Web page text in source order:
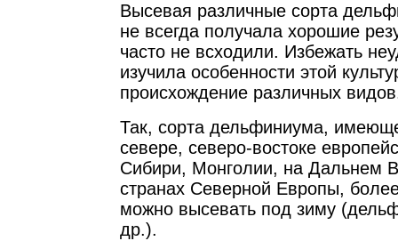
Высевая различные сорта
не всегда получала хорошие
часто не всходили. Избежать
изучила особенности этой
происхождение различных
Так, сорта дельфиниума,
севере, северо-востоке
Сибири, Монголии, на Дальнем
странах Северной Европы,
можно высевать под зиму
др.).